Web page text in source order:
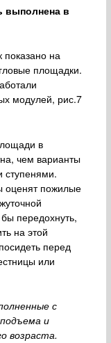
выполнена в
на
площадки.
модулей, рис.7
в
чем варианты
ступенями.
оценят пожилые
передохнуть,
на этой
перед
или
с
и
возраста.